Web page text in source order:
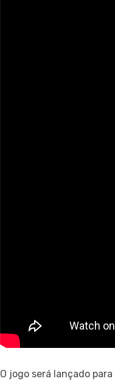
O jogo será lançado para